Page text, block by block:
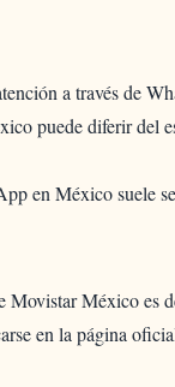
a través de
puede diferir del
en México suele
Movistar México es
en la página